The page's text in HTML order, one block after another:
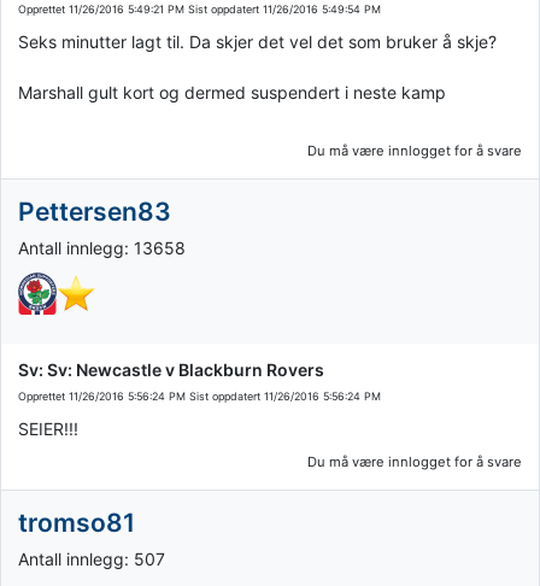
Opprettet 11/26/2016 5:49:21 PM Sist oppdatert 11/26/2016 5:49:54 PM
Seks minutter lagt til. Da skjer det vel det som bruker å skje?
Marshall gult kort og dermed suspendert i neste kamp
Du må være innlogget for å svare
Pettersen83
Antall innlegg: 13658
Sv: Sv: Newcastle v Blackburn Rovers
Opprettet 11/26/2016 5:56:24 PM Sist oppdatert 11/26/2016 5:56:24 PM
SEIER!!!
Du må være innlogget for å svare
tromso81
Antall innlegg: 507